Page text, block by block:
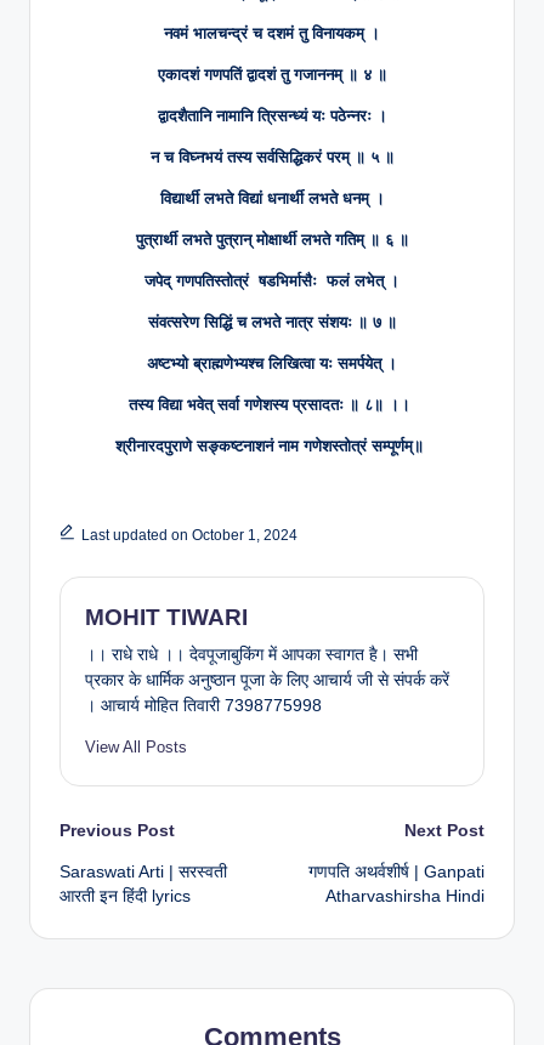
नवमं भालचन्द्रं च दशमं तु विनायकम् ।
एकादशं गणपतिं द्वादशं तु गजाननम् ॥ ४ ॥
द्वादशैतानि नामानि त्रिसन्ध्यं यः पठेन्नरः ।
न च विघ्नभयं तस्य सर्वसिद्धिकरं परम् ॥ ५ ॥
विद्यार्थी लभते विद्यां धनार्थी लभते धनम् ।
पुत्रार्थी लभते पुत्रान् मोक्षार्थी लभते गतिम् ॥ ६ ॥
जपेद् गणपतिस्तोत्रं षडभिर्मासैः फलं लभेत् ।
संवत्सरेण सिद्धिं च लभते नात्र संशयः ॥ ७ ॥
अष्टभ्यो ब्राह्मणेभ्यश्च लिखित्वा यः समर्पयेत् ।
तस्य विद्या भवेत् सर्वा गणेशस्य प्रसादतः ॥ ८॥ ।।
श्रीनारदपुराणे सङ्कष्टनाशनं नाम गणेशस्तोत्रं सम्पूर्णम्॥
Last updated on October 1, 2024
MOHIT TIWARI
।। राधे राधे ।। देवपूजाबुकिंग में आपका स्वागत है। सभी
प्रकार के धार्मिक अनुष्ठान पूजा के लिए आचार्य जी से संपर्क करें
। आचार्य मोहित तिवारी 7398775998
View All Posts
Post
navigation
Previous Post
Saraswati Arti | सरस्वती
आरती इन हिंदी lyrics
Next Post
गणपति अथर्वशीर्ष | Ganpati
Atharvashirsha Hindi
Comments